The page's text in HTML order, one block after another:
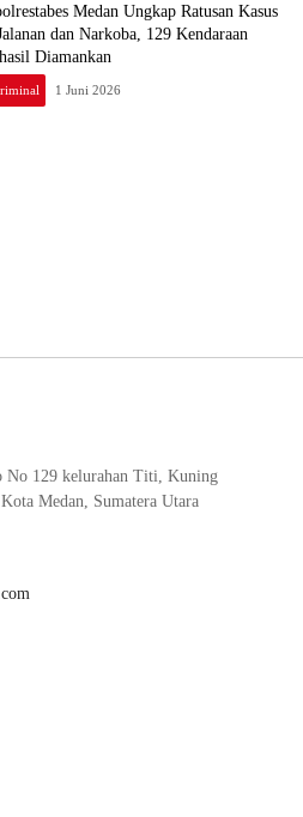
Medan Ungkap Ratusan Kasus
dan Narkoba, 129 Kendaraan
Diamankan
1 Juni 2026
No 129 kelurahan Titi, Kuning
Medan, Sumatera Utara